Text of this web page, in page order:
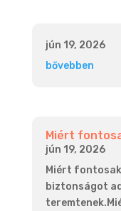
jún 19, 2026
bővebben
Miért
jún 19, 2026
Miért
biztonságot